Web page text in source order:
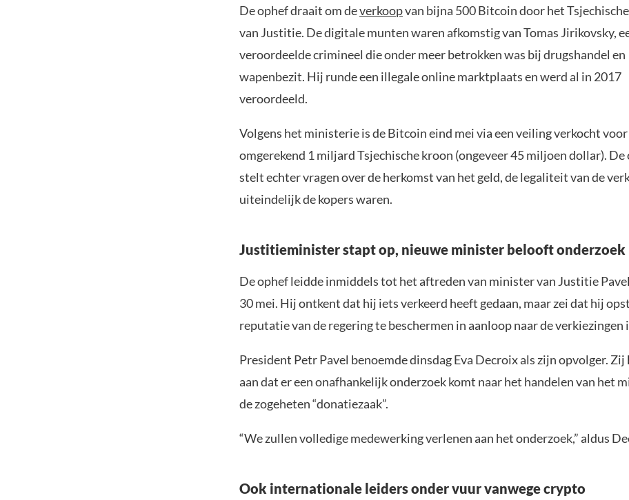
De ophef draait om deverkoopvan bijna 500 Bitcoin door het
van Justitie. De digitale munten waren afkomstig van Tomas Jirikovsky,
veroordeelde crimineel die onder meer betrokken was bij drugshandel en
wapenbezit. Hij runde een illegale online marktplaats en werd al in 2017
veroordeeld.
Volgens het ministerie is de Bitcoin eind mei via een veiling verkocht voor
omgerekend 1 miljard Tsjechische kroon (ongeveer 45 miljoen dollar).
stelt echter vragen over de herkomst van het geld, de legaliteit van de
uiteindelijk de kopers waren.
Justitieminister stapt op, nieuwe minister belooft onderzoek
De ophef leidde inmiddels tot het aftreden van minister van Justitie
30 mei. Hij ontkent dat hij iets verkeerd heeft gedaan, maar zei dat hij
reputatie van de regering te beschermen in aanloop naar de verkiezingen
President Petr Pavel benoemde dinsdag Eva Decroix als zijn opvolger. Zij
aan dat er een onafhankelijk onderzoek komt naar het handelen van het
de zogeheten “donatiezaak”.
“We zullen volledige medewerking verlenen aan het onderzoek,” aldus
Ook internationale leiders onder vuur vanwege crypto